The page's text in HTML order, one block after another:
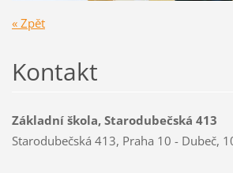
« Zpět
Kontakt
Základní škola, Starodubečská 413
Starodubečská 413, Praha 10 - Dubeč,